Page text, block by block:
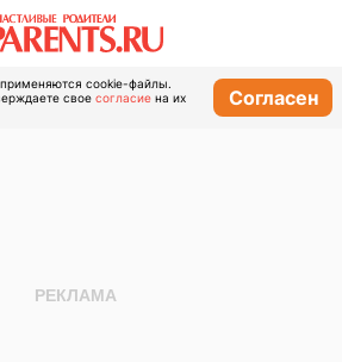
cookie-файлы.
свое согласие на их
Согласен